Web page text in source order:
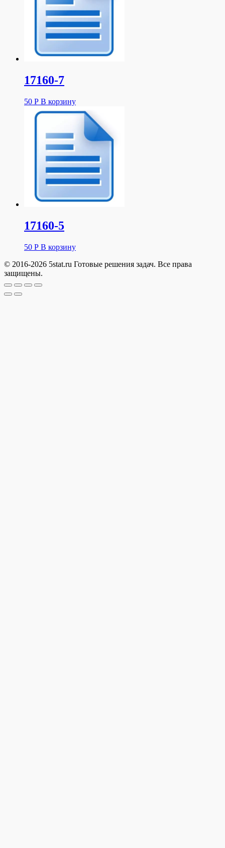
17160-7
50 Р В корзину
17160-5
50 Р В корзину
© 2016-2026 5stat.ru Готовые решения задач. Все права
защищены.